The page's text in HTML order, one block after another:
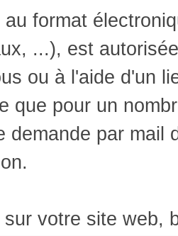
au format
...), est
ou à l'aide d'un
que pour un
demande par mail
votre site web,